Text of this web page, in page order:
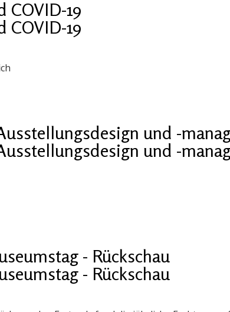
COVID-19
COVID-19
und -
und -
- Rückschau
- Rückschau